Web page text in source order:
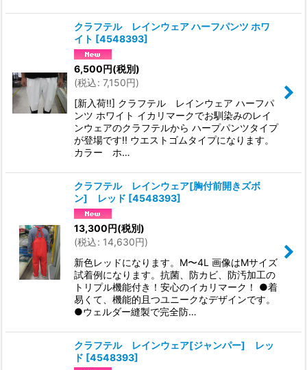
クラフテル レインウェア ハーフパンツ ホワ
イト [4548393]
6,500円(税別)
(税込: 7,150円)
[新入荷!!] クラフテル レインウェア ハーフパ
ンツ ホワイト イカリマークでお馴染みのレイ
ンウェアのクラフテルから ハープパンツタイプ
が登場です!! ウエストゴムタイプになります。
カラー ホ…
クラフテル レインウェア[胸付前開きズボ
ン] レッド [4548393]
13,300円(税別)
(税込: 14,630円)
新色レッドになります。M〜4L 画像はMサイズ
試着例になります。抗菌、防カビ、防汚加工の
トリプル機能付き！安心のイカリマーク！ ●着
易くて、機能的且つユニークなデザインです。
●ウェルダー縫製で完全防…
クラフテル レインウェア[ジャンパー] レッ
ド [4548393]